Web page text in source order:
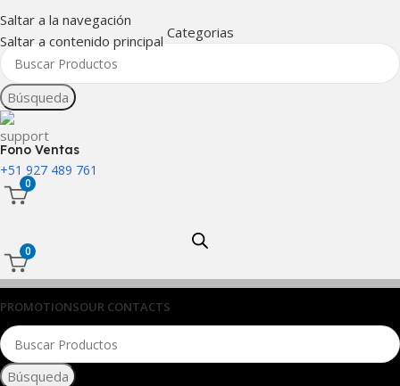
Saltar a la navegación
Saltar a contenido principal Categorias
Búsqueda
Fono Ventas
+51 927 489 761
0
0
PROMOTIONSOUR CONTACTS
Búsqueda